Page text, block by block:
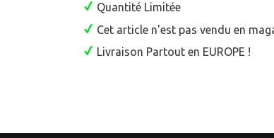
Quantité Limitée
Cet article n'est pas vendu en
Livraison Partout en EUROPE !